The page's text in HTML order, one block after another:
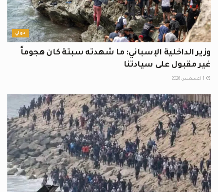
دولي
وزير الداخلية الإسباني: ما شهدته سبتة كان هجوماً
غير مقبول على سيادتنا